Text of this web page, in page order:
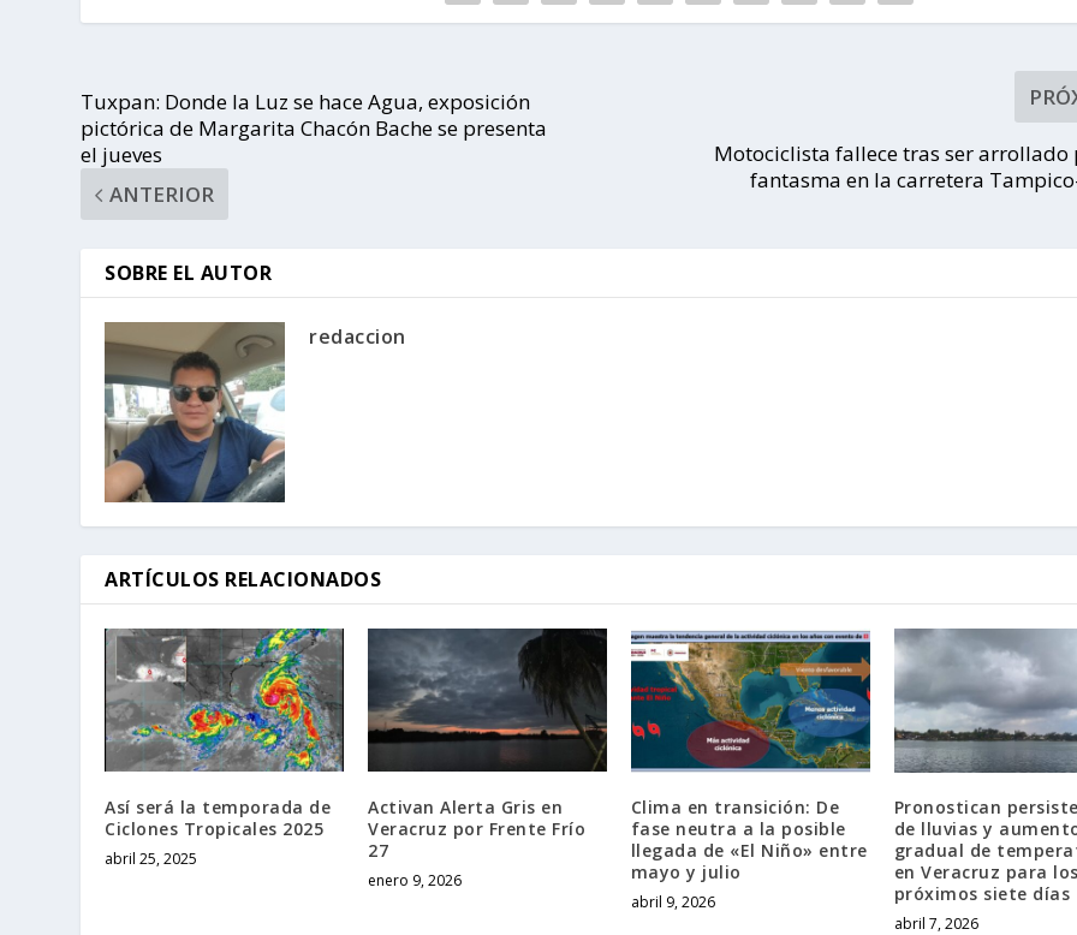
Tuxpan: Donde la Luz se hace Agua, exposición
pictórica de Margarita Chacón Bache se presenta
el jueves
ANTERIOR
Motociclista fallece tras ser arrollado
fantasma en la carretera
SOBRE EL AUTOR
redaccion
ARTÍCULOS RELACIONADOS
Así será la temporada de
Ciclones Tropicales 2025
abril 25, 2025
Activan Alerta Gris en
Veracruz por Frente Frío
27
enero 9, 2026
Clima en transición: De
fase neutra a la posible
llegada de «El Niño» entre
mayo y julio
abril 9, 2026
Pronostican
de lluvias y
gradual de
en Veracruz para
próximos siete días
abril 7, 2026